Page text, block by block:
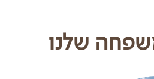
שלנו